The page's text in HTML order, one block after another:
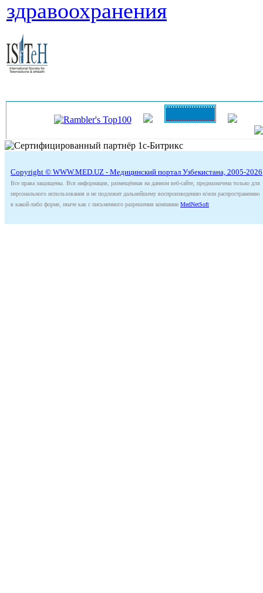
здравоохранения
Copyright © WWW.MED.UZ - Медицинский портал Узбекистана, 2005-2026
Все права защищены. Вся информация, размещённая на данном веб-сайте, предназначена только для
персонального использования и не подлежит дальнейшему воспроизведению и/или распространению
в какой-либо форме, иначе как с письменного разрешения компании MedNetSoft